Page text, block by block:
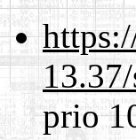
prio